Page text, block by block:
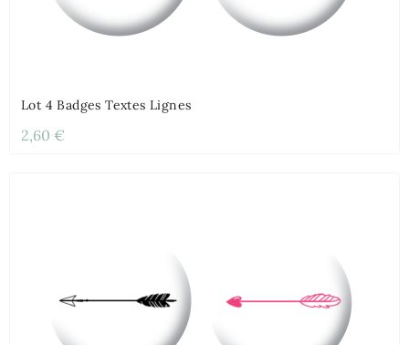
Lot 4 Badges Textes Lignes
2,60 €